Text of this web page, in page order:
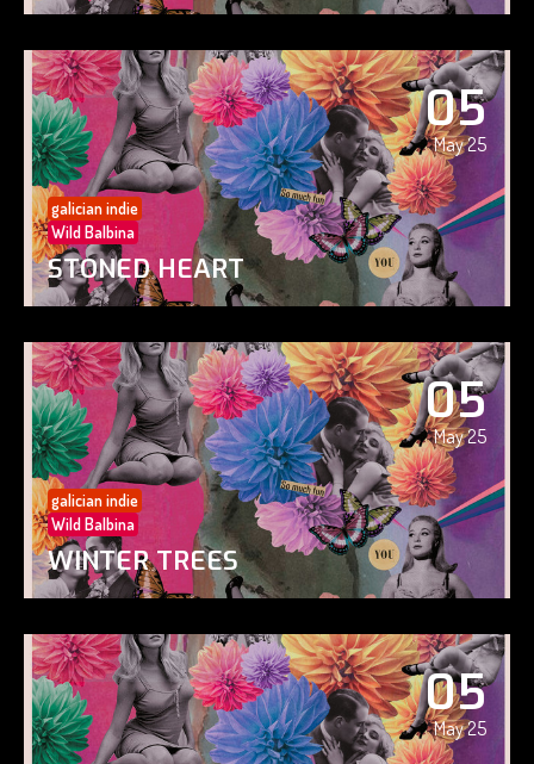
05
May 25
galician indie
Wild Balbina
STONED HEART
05
May 25
galician indie
Wild Balbina
WINTER TREES
05
May 25